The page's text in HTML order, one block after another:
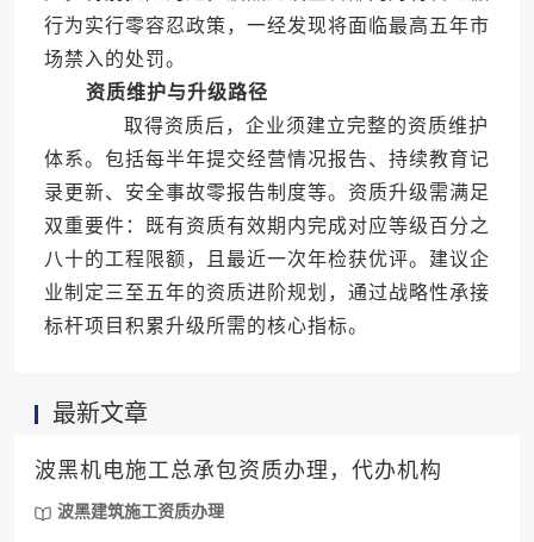
行为实行零容忍政策，一经发现将面临最高五年市
场禁入的处罚。
资质维护与升级路径
取得资质后，企业须建立完整的资质维护
体系。包括每半年提交经营情况报告、持续教育记
录更新、安全事故零报告制度等。资质升级需满足
双重要件：既有资质有效期内完成对应等级百分之
八十的工程限额，且最近一次年检获优评。建议企
业制定三至五年的资质进阶规划，通过战略性承接
标杆项目积累升级所需的核心指标。
最新文章
波黑机电施工总承包资质办理，代办机构
波黑建筑施工资质办理